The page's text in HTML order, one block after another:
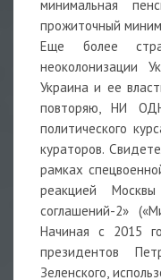
минимальная
прожиточный
Еще более
неоколонизации
Украина и ее
повторяю, НИ
политического
кураторов.
рамках
реакцией
соглашений-2»
Начиная с 2015
президентов
Зеленского,